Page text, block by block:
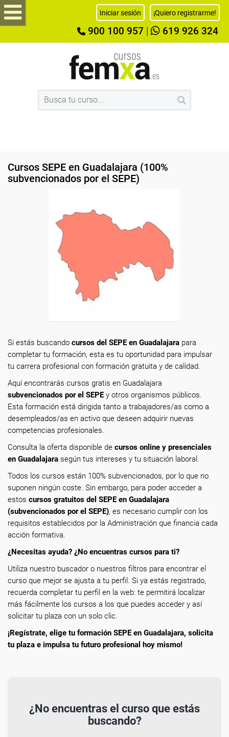
Iniciar sesión ¡Quiero registrarme!
900 100 957 619 926 324
Cursos SEPE en Guadalajara (100%
subvencionados por el SEPE)
Si estás buscando cursos del SEPE en Guadalajara para
completar tu formación, esta es tu oportunidad para impulsar
tu carrera profesional con formación gratuita y de calidad.
Aquí encontrarás cursos gratis en Guadalajara
subvencionados por el SEPEy otros organismos públicos.
Esta formación está dirigida tanto a trabajadores/as como a
desempleados/as en activo que deseen adquirir nuevas
competencias profesionales.
Consulta la oferta disponible de cursos online y presenciales
en Guadalajara según tus intereses y tu situación laboral.
Todos los cursos están 100% subvencionados, por lo que no
suponen ningún coste. Sin embargo, para poder acceder a
estos cursos gratuitos del SEPE en Guadalajara
(subvencionados por el SEPE), es necesario cumplir con los
requisitos establecidos por la Administración que financia cada
acción formativa.
¿Necesitas ayuda? ¿No encuentras cursos para ti?
Utiliza nuestro buscador o nuestros filtros para encontrar el
curso que mejor se ajusta a tu perfil. Si ya estás registrado,
recuerda completar tu perfil en la web: te permitirá localizar
más fácilmente los cursos a los que puedes acceder y así
solicitar tu plaza con un solo clic.
¡Regístrate, elige tu formación SEPE en Guadalajara, solicita
tu plaza e impulsa tu futuro profesional hoy mismo!
¿No encuentras el curso que estás
buscando?